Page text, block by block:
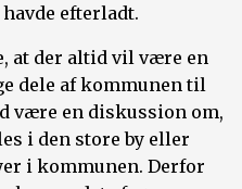
efterladt.
at der altid vil være en
dele af kommunen til
være en diskussion om,
i den store by eller
i kommunen. Derfor